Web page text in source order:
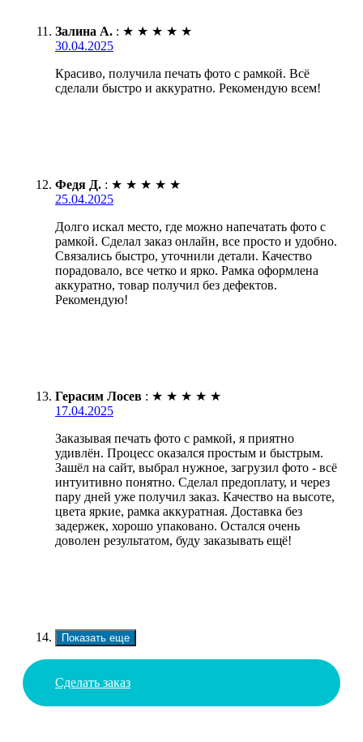
Залина А. : ★ ★ ★ ★ ★
30.04.2025
Красиво, получила печать фото с рамкой. Всё
сделали быстро и аккуратно. Рекомендую всем!
Федя Д. : ★ ★ ★ ★ ★
25.04.2025
Долго искал место, где можно напечатать фото с
рамкой. Сделал заказ онлайн, все просто и удобно.
Связались быстро, уточнили детали. Качество
порадовало, все четко и ярко. Рамка оформлена
аккуратно, товар получил без дефектов.
Рекомендую!
Герасим Лосев : ★ ★ ★ ★ ★
17.04.2025
Заказывая печать фото с рамкой, я приятно
удивлён. Процесс оказался простым и быстрым.
Зашёл на сайт, выбрал нужное, загрузил фото - всё
интуитивно понятно. Сделал предоплату, и через
пару дней уже получил заказ. Качество на высоте,
цвета яркие, рамка аккуратная. Доставка без
задержек, хорошо упаковано. Остался очень
доволен результатом, буду заказывать ещё!
Показать еще
Сделать заказ